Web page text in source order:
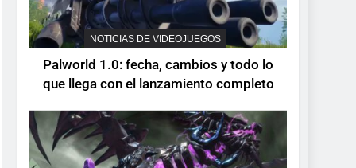
NOTICIAS DE VIDEOJUEGOS
Palworld 1.0: fecha, cambios y todo lo
que llega con el lanzamiento completo